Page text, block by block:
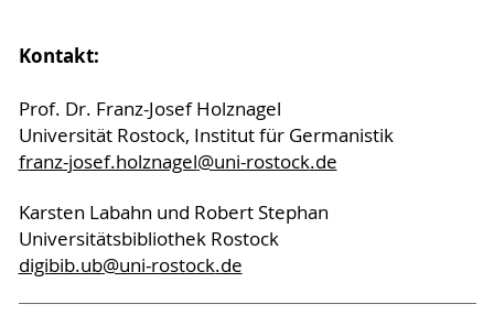
Kontakt:
Prof. Dr. Franz-Josef Holznagel
Universität Rostock, Institut für Germanistik
franz-josef.holznagel@uni-rostock.de
Karsten Labahn und Robert Stephan
Universitätsbibliothek Rostock
digibib.ub@uni-rostock.de